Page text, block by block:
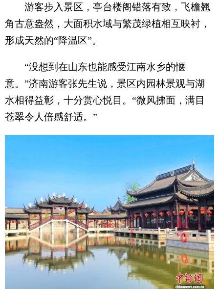
游客步入景区，亭台楼阁错落有致，飞檐翘
角古意盎然，大面积水域与繁茂绿植相互映衬，
形成天然的“降温区”。
“没想到在山东也能感受江南水乡的惬
意。”济南游客张先生说，景区内园林景观与湖
水相得益彰，十分赏心悦目。“微风拂面，满目
苍翠令人倍感舒适。”